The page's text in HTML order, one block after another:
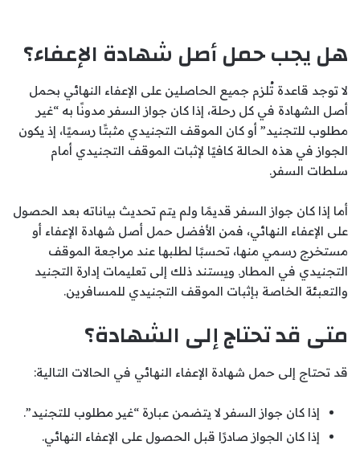
هل يجب حمل أصل شهادة الإعفاء؟
لا توجد قاعدة تُلزم جميع الحاصلين على الإعفاء النهائي بحمل
أصل الشهادة في كل رحلة، إذا كان جواز السفر مدونًا به “غير
مطلوب للتجنيد” أو كان الموقف التجنيدي مثبتًا رسميًا، إذ يكون
الجواز في هذه الحالة كافيًا لإثبات الموقف التجنيدي أمام
سلطات السفر.
أما إذا كان جواز السفر قديمًا ولم يتم تحديث بياناته بعد الحصول
على الإعفاء النهائي، فمن الأفضل حمل أصل شهادة الإعفاء أو
مستخرج رسمي منها، تحسبًا لطلبها عند مراجعة الموقف
التجنيدي في المطار. ويستند ذلك إلى تعليمات إدارة التجنيد
والتعبئة الخاصة بإثبات الموقف التجنيدي للمسافرين.
متى قد تحتاج إلى الشهادة؟
قد تحتاج إلى حمل شهادة الإعفاء النهائي في الحالات التالية:
إذا كان جواز السفر لا يتضمن عبارة “غير مطلوب للتجنيد”.
إذا كان الجواز صادرًا قبل الحصول على الإعفاء النهائي.